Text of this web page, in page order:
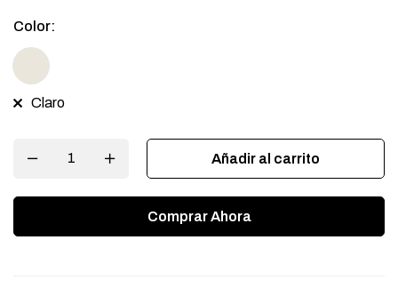
Color:
Claro
Añadir al carrito
Comprar Ahora